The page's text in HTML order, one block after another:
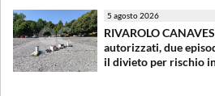
5 agosto 2026
RIVAROLO
autorizzati, due
il divieto per rischio